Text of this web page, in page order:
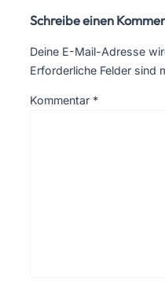
Schreibe einen
Deine E-Mail-Adresse
Erforderliche Felder sind
Kommentar *